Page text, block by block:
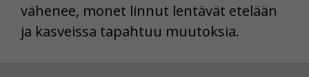
vähenee, monet linnut lentävät etelään
ja kasveissa tapahtuu muutoksia.